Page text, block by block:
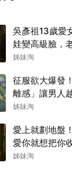
吳彥祖13歲愛
娃變高級臉，
踢球踢得好不好
姊妹淘
征服欲大爆發
離感」讓男人
姊妹淘
愛上就劃地盤
愛你就想把你
姊妹淘